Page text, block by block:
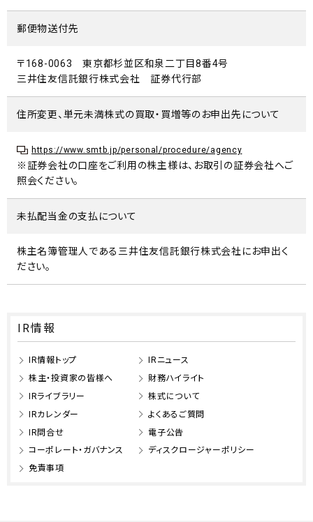
郵便物送付先
〒168-0063 東京都杉並区和泉二丁目8番4号
三井住友信託銀行株式会社 証券代行部
住所変更、単元未満株式の買取・買増等のお申出先について
https://www.smtb.jp/personal/procedure/agency
※証券会社の口座をご利用の株主様は、お取引の証券会社へご
照会ください。
未払配当金の支払について
株主名簿管理人である三井住友信託銀行株式会社にお申出く
ださい。
IR情報
IR情報トップ
IRニュース
株主・投資家の皆様へ
財務ハイライト
IRライブラリー
株式について
IRカレンダー
よくあるご質問
IR問合せ
電子公告
コーポレート・ガバナンス
ディスクロージャーポリシー
免責事項